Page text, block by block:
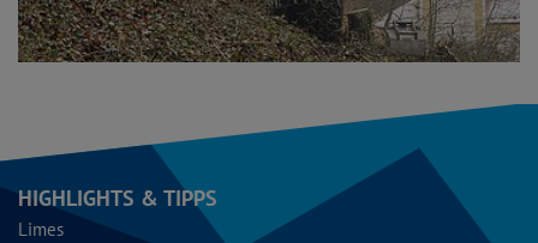
HIGHLIGHTS & TIPPS
Limes